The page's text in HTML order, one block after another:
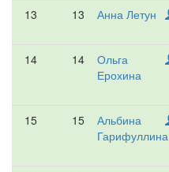
13
13 Анна Летун
14 14
Ольга
Ерохина
15 15
Альбина
Гарифуллина